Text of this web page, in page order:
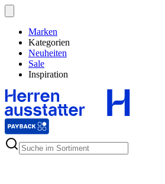
Marken
Kategorien
Neuheiten
Sale
Inspiration